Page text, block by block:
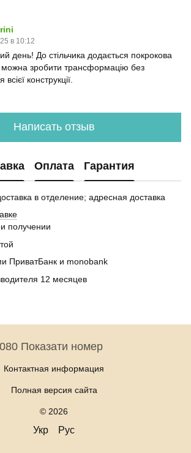
в 10:12
день! До стільчика додається покрокова
можна зробити трансформацію без
конструкції.
Написать отзыв
Оплата Гарантия
в отделение; адресная доставка
получении
ПриватБанк и monobank
12 месяцев
080 Показати номер
Контактная информация
Полная версия сайта
© 2026
Укр Рус